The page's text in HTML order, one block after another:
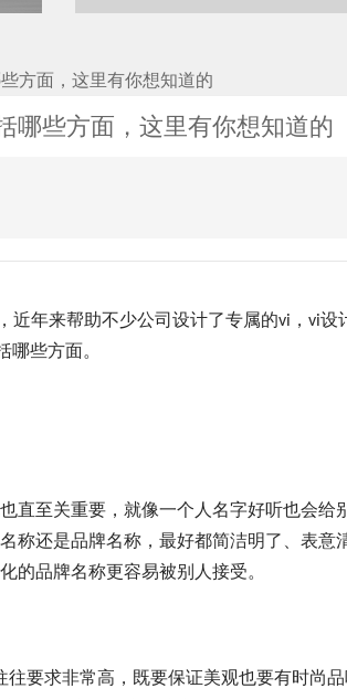
方面，这里有你想知道的
哪些方面，这里有你想知道的
，近年来帮助不少公司设计了专属的vi，vi
哪些方面。
至关重要，就像一个人名字好听也会给
称还是品牌名称，最好都简洁明了、表意
的品牌名称更容易被别人接受。
要求非常高，既要保证美观也要有时尚品